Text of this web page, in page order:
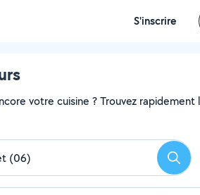
S'inscrire
votre cuisine ? Trouvez rapidement